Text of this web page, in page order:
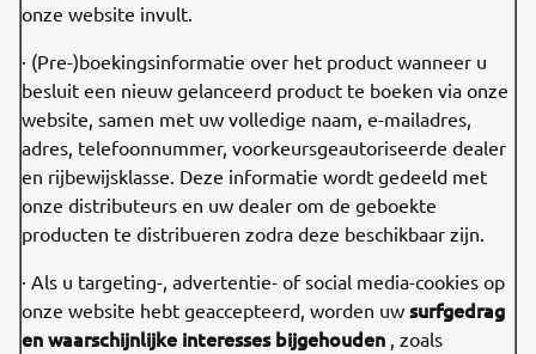
onze website invult.
· (Pre-)boekingsinformatie over het product wanneer u
besluit een nieuw gelanceerd product te boeken via onze
website, samen met uw volledige naam, e-mailadres,
adres, telefoonnummer, voorkeursgeautoriseerde dealer
en rijbewijsklasse. Deze informatie wordt gedeeld met
onze distributeurs en uw dealer om de geboekte
producten te distribueren zodra deze beschikbaar zijn.
· Als u targeting-, advertentie- of social media-cookies op
onze website hebt geaccepteerd, worden uw surfgedrag
en waarschijnlijke interesses bijgehouden , zoals